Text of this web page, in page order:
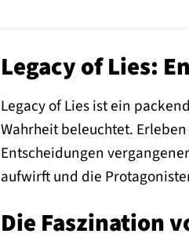
Legacy of Lies:
Legacy of Lies ist ein
Wahrheit beleuchtet.
Entscheidungen
aufwirft und die
Die Faszination